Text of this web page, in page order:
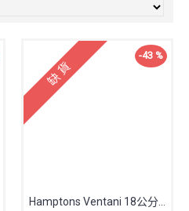
-43 %
缺 貨